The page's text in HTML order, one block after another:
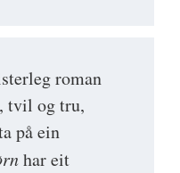
roman
tvil og tru,
på ein
har eit